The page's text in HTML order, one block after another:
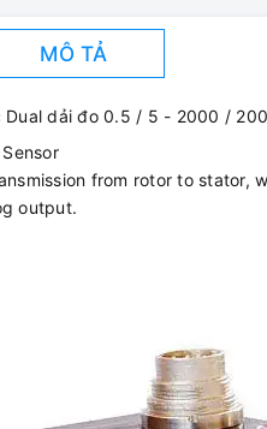
MÔ TẢ
dải đo 0.5 / 5 - 2000 /
from rotor to stator,
output.